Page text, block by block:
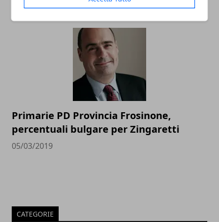
06/03/2019
Primarie PD Provincia Frosinone,
percentuali bulgare per Zingaretti
05/03/2019
CATEGORIE